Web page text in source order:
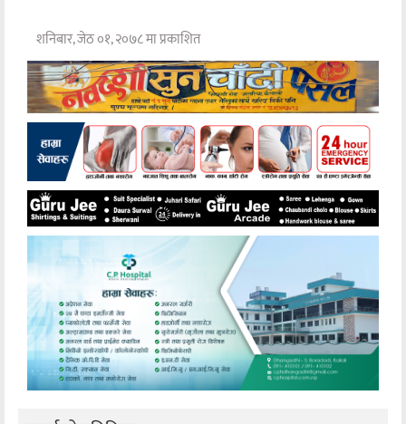
शनिबार, जेठ ०१, २०७८ मा प्रकाशित